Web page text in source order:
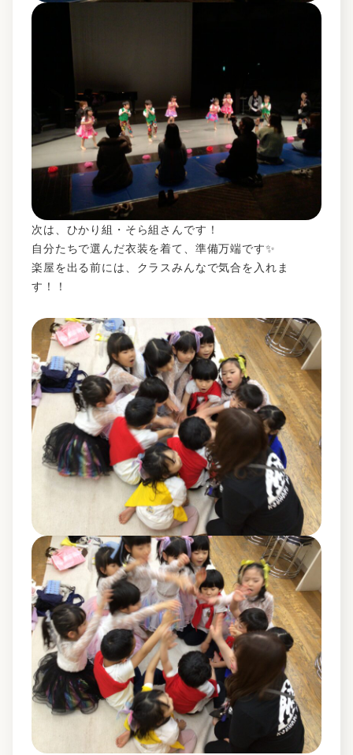
次は、ひかり組・そら組さんです！
自分たちで選んだ衣装を着て、準備万端です✨
楽屋を出る前には、クラスみんなで気合を入れま
す！！